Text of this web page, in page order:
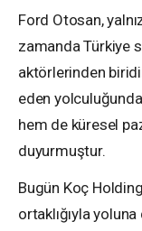
Ford Otosan,
zamanda Türkiye
aktörlerinden
eden
hem de küresel
duyurmuştur.
Bugün Koç
ortaklığıyla